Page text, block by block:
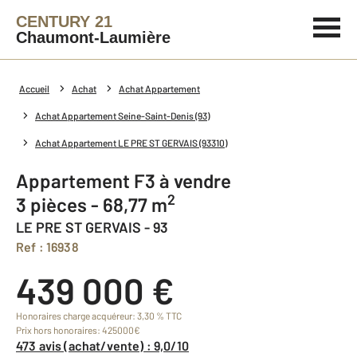
CENTURY 21
Chaumont-Laumière
Accueil Achat Achat Appartement
Achat Appartement Seine-Saint-Denis (93)
Achat Appartement LE PRE ST GERVAIS (93310)
Appartement F3 à vendre
3 pièces - 68,77 m2
LE PRE ST GERVAIS - 93
Ref : 16938
439 000 €
Honoraires charge acquéreur: 3,30 % TTC
Prix hors honoraires: 425000€
473 avis (achat/vente) : 9,0/10